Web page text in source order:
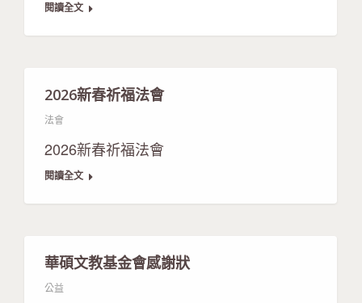
閱讀全文
2026新春祈福法會
法會
2026新春祈福法會
閱讀全文
華碩文教基金會感謝狀
公益